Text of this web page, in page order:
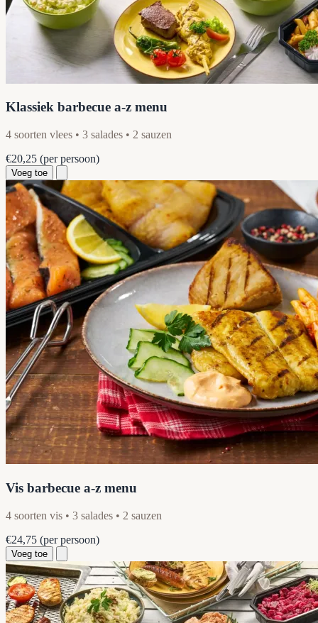
Klassiek barbecue a-z menu
4 soorten vlees • 3 salades • 2 sauzen
€20,25 (per persoon)
Voeg toe
Vis barbecue a-z menu
4 soorten vis • 3 salades • 2 sauzen
€24,75 (per persoon)
Voeg toe